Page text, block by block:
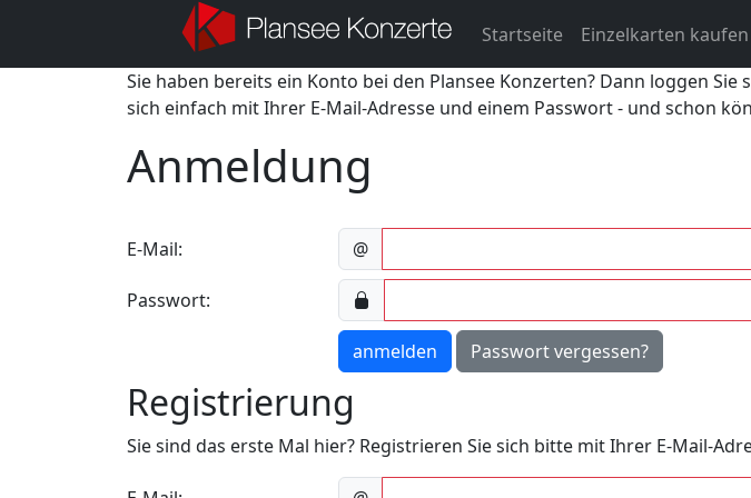
Startseite Einzelkarten kaufen
Sie haben bereits ein Konto bei den Plansee Konzerten? Dann loggen
sich einfach mit Ihrer E-Mail-Adresse und einem Passwort - und schon
Anmeldung
E-Mail: @
Passwort:
anmelden Passwort vergessen?
Registrierung
Sie sind das erste Mal hier? Registrieren Sie sich bitte mit Ihrer E-Mail-